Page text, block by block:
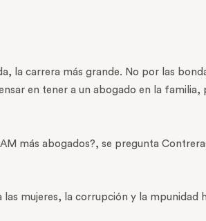
la carrera más grande. No por las
en tener a un abogado en la familia,
más abogados?, se pregunta
mujeres, la corrupción y la mpunidad